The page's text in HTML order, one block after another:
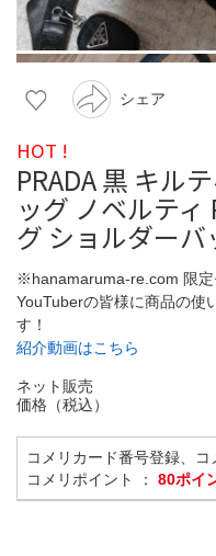
シェア
HOT !
PRADA 黒 キル
ッグ ノベルティ
グ ショルダーバ
※hanamaruma-re.com 限定
YouTuberの皆様に商品の使
す！
紹介動画はこちら
ネット販売
価格（税込）
コメリカード番号登録、
コメリポイント ： 80ポイ